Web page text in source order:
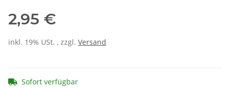
2,95 €
inkl. 19% USt. , zzgl. Versand
Sofort verfügbar